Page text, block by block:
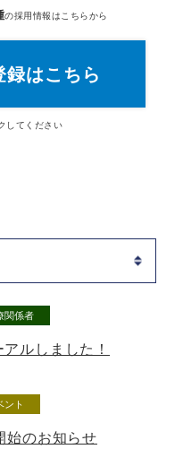
の採用情報はこちらから
録はこちら
してください
関係者
ルしました！
ント
のお知らせ